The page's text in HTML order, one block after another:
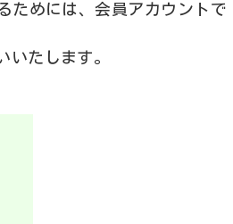
ためには、会員アカウントで
いたします。